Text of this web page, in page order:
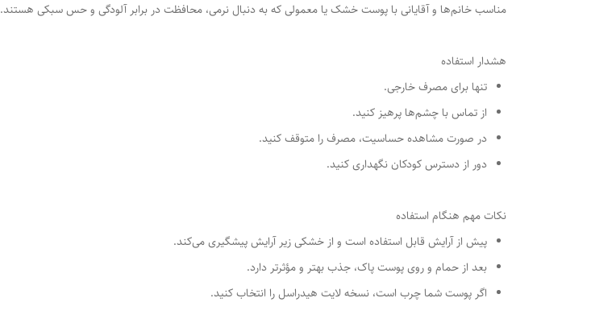
مناسب خانم‌ها و آقایانی با پوست خشک یا معمولی که به دنبال نرمی، محافظت در برابر آلودگی و حس سبکی هستند.
هشدار استفاده
تنها برای مصرف خارجی.
از تماس با چشم‌ها پرهیز کنید.
در صورت مشاهده حساسیت، مصرف را متوقف کنید.
دور از دسترس کودکان نگهداری کنید.
نکات مهم هنگام استفاده
پیش از آرایش قابل استفاده است و از خشکی زیر آرایش پیشگیری می‌کند.
بعد از حمام و روی پوست پاک، جذب بهتر و مؤثرتر دارد.
اگر پوست شما چرب است، نسخه لایت هیدراسل را انتخاب کنید.